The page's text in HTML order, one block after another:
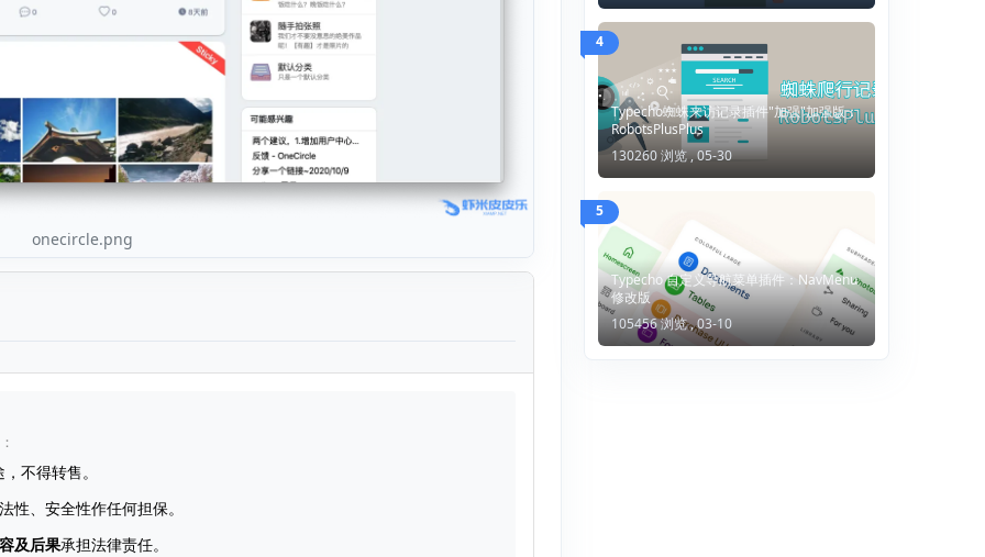
onecircle.png
不得转售。
性、安全性作任何担保。
及后果承担法律责任。
4
Typecho蜘蛛来访记录插件"加强"加强版：
RobotsPlusPlus
130260 浏览 ,05-30
5
Typecho 自定义导航菜单插件：NavMenu
修改版
105456 浏览 ,03-10